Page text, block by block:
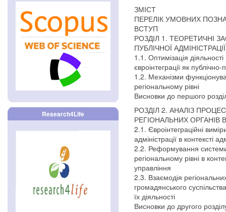
Research4Life
ЗМІСТ
ПЕРЕЛІК УМОВНИХ
ВСТУП
РОЗДІЛ 1. ТЕОРЕТИЧНІ
ПУБЛІЧНОЇ
1.1. Оптимізація
євроінтеграції як
1.2. Механізми
регіональному рівні
Висновки до першого
РОЗДІЛ 2. АНАЛІЗ
РЕГІОНАЛЬНИХ ОРГАНІВ
2.1. Євроінтеграційні
адміністрації в контексті
2.2. Реформування
регіональному рівні в
управління
2.3. Взаємодія
громадянського
їх діяльності
Висновки до другого